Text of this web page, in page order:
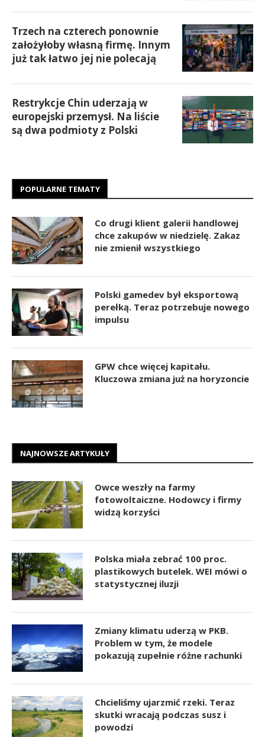
Trzech na czterech ponownie
założyłoby własną firmę. Innym
już tak łatwo jej nie polecają
Restrykcje Chin uderzają w
europejski przemysł. Na liście
są dwa podmioty z Polski
POPULARNE TEMATY
Co drugi klient galerii handlowej
chce zakupów w niedzielę. Zakaz
nie zmienił wszystkiego
Polski gamedev był eksportową
perełką. Teraz potrzebuje nowego
impulsu
GPW chce więcej kapitału.
Kluczowa zmiana już na horyzoncie
NAJNOWSZE ARTYKUŁY
Owce weszły na farmy
fotowoltaiczne. Hodowcy i firmy
widzą korzyści
Polska miała zebrać 100 proc.
plastikowych butelek. WEI mówi o
statystycznej iluzji
Zmiany klimatu uderzą w PKB.
Problem w tym, że modele
pokazują zupełnie różne rachunki
Chcieliśmy ujarzmić rzeki. Teraz
skutki wracają podczas susz i
powodzi